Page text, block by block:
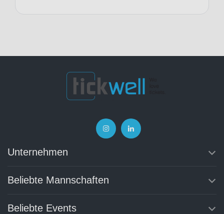
Unternehmen
Beliebte Mannschaften
Beliebte Events